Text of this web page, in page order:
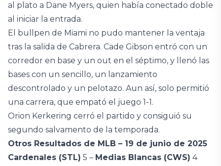
al plato a Dane Myers, quien había conectado doble
al iniciar la entrada.
El bullpen de Miami no pudo mantener la ventaja
tras la salida de Cabrera. Cade Gibson entró con un
corredor en base y un out en el séptimo, y llenó las
bases con un sencillo, un lanzamiento
descontrolado y un pelotazo. Aun así, solo permitió
una carrera, que empató el juego 1-1.
Orion Kerkering cerró el partido y consiguió su
segundo salvamento de la temporada.
Otros Resultados de MLB – 19 de junio de 2025
Cardenales (STL) 5 – Medias Blancas (CWS) 4